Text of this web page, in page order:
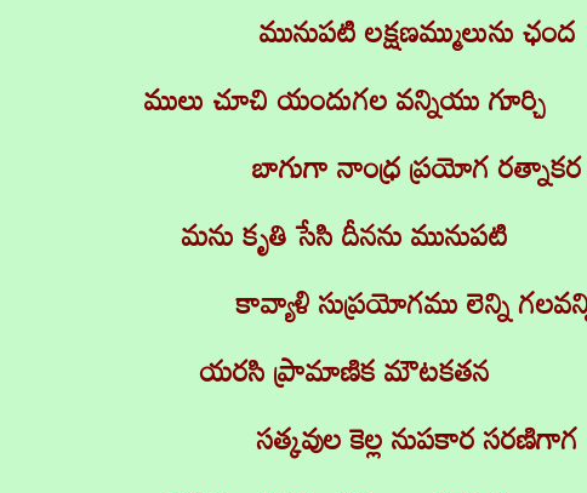
మునుపటి లక్షణమ్ములును ఛంద
ములు చూచి యందుగల వన్నియు గూర్చి
బాగుగా నాంధ్ర ప్రయోగ రత్నాకర
మను కృతి సేసి దీనను మునుపటి
కావ్యాళి సుప్రయోగము లెన్ని
యరసి ప్రామాణిక మౌటకతన
సత్కవుల కెల్ల నుపకార సరణిగాగ